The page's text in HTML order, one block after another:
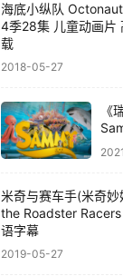
海底小纵队
4季28集 儿童动画片
载
2018-05-27
《
一
米奇与赛车手(米奇
the Roadster
语字幕
2019-05-27